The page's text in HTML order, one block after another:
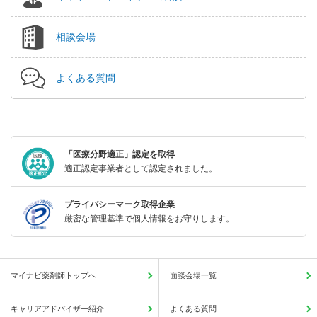
相談会場
よくある質問
「医療分野適正」認定を取得
適正認定事業者として認定されました。
プライバシーマーク取得企業
厳密な管理基準で個人情報をお守りします。
マイナビ薬剤師トップへ 面談会場一覧
キャリアアドバイザー紹介 よくある質問